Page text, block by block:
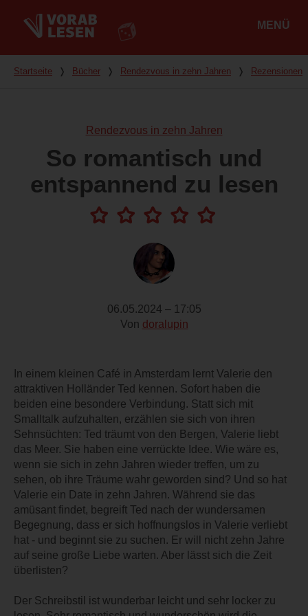
MENÜ
Du bist hier
Startseite ❭ Bücher ❭ Rendezvous in zehn Jahren ❭ Rezensionen
Rendezvous in zehn Jahren
So romantisch und
entspannend zu lesen
06.05.2024 – 17:05
Von doralupin
In einem kleinen Café in Amsterdam lernt Valerie den
attraktiven Holländer Ted kennen. Sofort haben die
beiden eine besondere Verbindung. Statt sich mit
Smalltalk aufzuhalten, erzählen sie sich von ihren
Sehnsüchten: Ted träumt von den Bergen, Valerie liebt
das Meer. Sie haben eine verrückte Idee. Wie wäre es,
wenn sie sich in zehn Jahren wieder treffen, um zu
sehen, ob ihre Träume wahr geworden sind? Und so hat
Valerie ein Date in zehn Jahren. Während sie das
amüsant findet, begreift Ted nach der wundersamen
Begegnung, dass er sich hoffnungslos in Valerie verliebt
hat - und beginnt sie zu suchen. Er will nicht zehn Jahre
auf seine große Liebe warten. Aber lässt sich die Zeit
überlisten?
Der Schreibstil ist wunderbar leicht und sehr locker zu